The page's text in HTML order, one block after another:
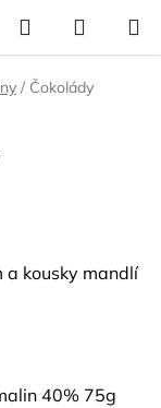
Hledat
KOŠÍK
/ Čokolády
a kousky mandlí
40% 75g